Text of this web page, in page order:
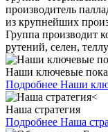
производитель
из крупнейших
Группа производит
рутений, селен,
Наши ключевые
Подробнее Наши
Наша стратегия
Подробнее Наша